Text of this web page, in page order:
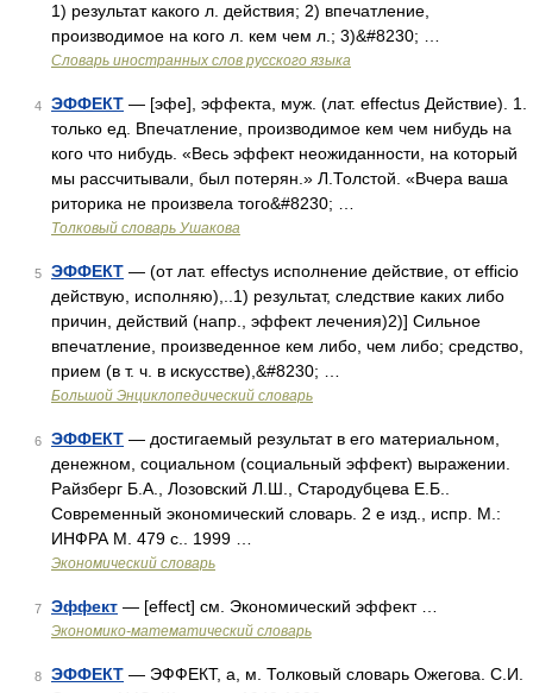
1) результат какого л. действия; 2) впечатление,
производимое на кого л. кем чем л.; 3)&#8230; …
Словарь иностранных слов русского языка
4 ЭФФЕКТ — [эфе], эффекта, муж. (лат. effectus Действие). 1.
только ед. Впечатление, производимое кем чем нибудь на
кого что нибудь. «Весь эффект неожиданности, на который
мы рассчитывали, был потерян.» Л.Толстой. «Вчера ваша
риторика не произвела того&#8230; …
Толковый словарь Ушакова
5 ЭФФЕКТ — (от лат. effectys исполнение действие, от efficio
действую, исполняю),..1) результат, следствие каких либо
причин, действий (напр., эффект лечения)2)] Сильное
впечатление, произведенное кем либо, чем либо; средство,
прием (в т. ч. в искусстве),&#8230; …
Большой Энциклопедический словарь
6 ЭФФЕКТ — достигаемый результат в его материальном,
денежном, социальном (социальный эффект) выражении.
Райзберг Б.А., Лозовский Л.Ш., Стародубцева Е.Б..
Современный экономический словарь. 2 е изд., испр. М.:
ИНФРА М. 479 с.. 1999 …
Экономический словарь
7 Эффект — [effect] см. Экономический эффект …
Экономико-математический словарь
8 ЭФФЕКТ — ЭФФЕКТ, а, м. Толковый словарь Ожегова. С.И.